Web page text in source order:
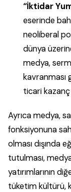
“İktidar
eserinde
neoliberal
dünya
medya,
kavranması
ticari kazanç
Ayrıca medya,
fonksiyonuna
olması dışında
tutulması,
yatırımlarının
tüketim kültürü,